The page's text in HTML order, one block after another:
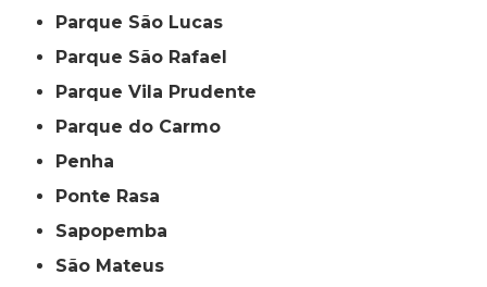
Parque São Lucas
Parque São Rafael
Parque Vila Prudente
Parque do Carmo
Penha
Ponte Rasa
Sapopemba
São Mateus